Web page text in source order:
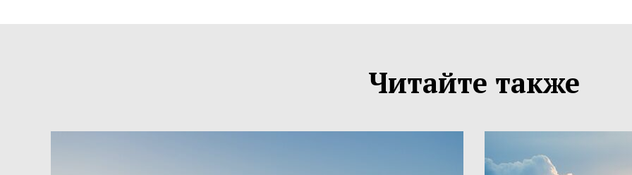
Читайте также